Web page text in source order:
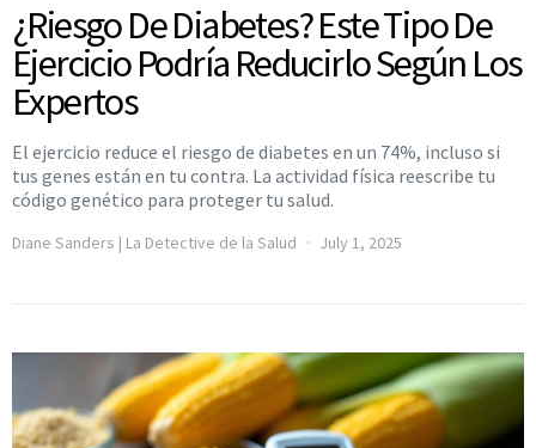
¿Riesgo De Diabetes? Este Tipo De
Ejercicio Podría Reducirlo Según Los
Expertos
El ejercicio reduce el riesgo de diabetes en un 74%, incluso si
tus genes están en tu contra. La actividad física reescribe tu
código genético para proteger tu salud.
Diane Sanders | La Detective de la Salud July 1, 2025